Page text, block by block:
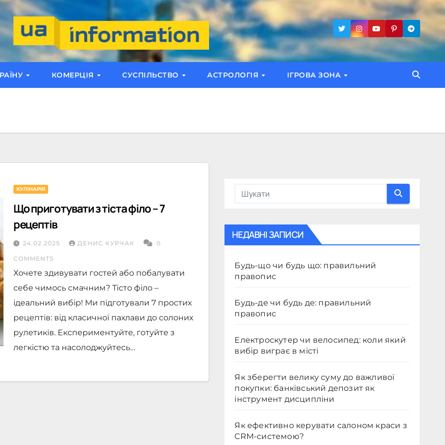
КОМЕРЦІЯ СУСПІЛЬСТВО АСТРОЛОГІЯ ІГРОВА ЗОНА
КУЛІНАРІЯ
Що приготувати з тіста філо – 7
рецептів
24.02.2025 ДЕНИС КУРЧАК 0
COMMENTS
Хочете здивувати гостей або побалувати
себе чимось смачним? Тісто філо –
ідеальний вибір! Ми підготували 7 простих
рецептів: від класичної пахлави до солоних
рулетиків. Експериментуйте, готуйте з
легкістю та насолоджуйтесь…
НЕДАВНІ ЗАПИСИ
Будь-що чи будь що: правильний
правопис
Будь-де чи будь де: правильний
правопис
Електроскутер чи велосипед: коли який
вибір виграє в місті
Як зберегти велику суму до важливої
покупки: банківський депозит як
інструмент дисципліни
Як ефективно керувати салоном краси з
CRM-системою?